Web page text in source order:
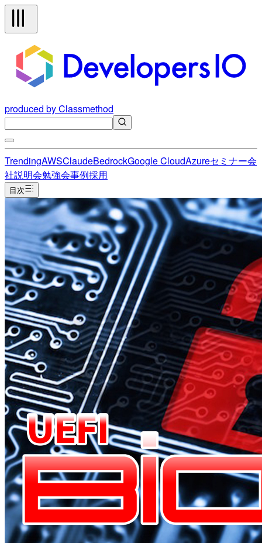
produced by Classmethod
TrendingAWSClaudeBedrockGoogle CloudAzureセミナー会
社説明会勉強会事例採用
目次